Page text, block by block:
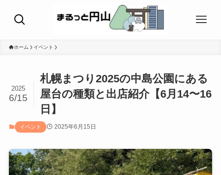
ホーム イベント
札幌まつり2025の中島公園にある
屋台の種類と出店紹介【6月14〜16
日】
2025
6/15
イベント 2025年6月15日